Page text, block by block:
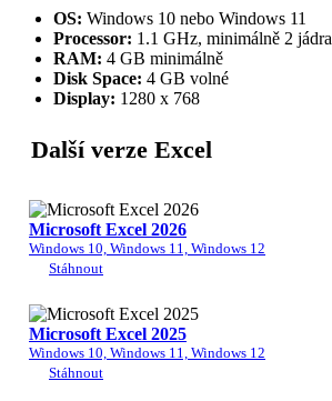
OS: Windows 10 nebo Windows 11
Processor: 1.1 GHz, minimálně 2 jádra
RAM: 4 GB minimálně
Disk Space: 4 GB volné
Display: 1280 x 768
Další verze Excel
Microsoft Excel 2026
Windows 10, Windows 11, Windows 12
Stáhnout
Microsoft Excel 2025
Windows 10, Windows 11, Windows 12
Stáhnout